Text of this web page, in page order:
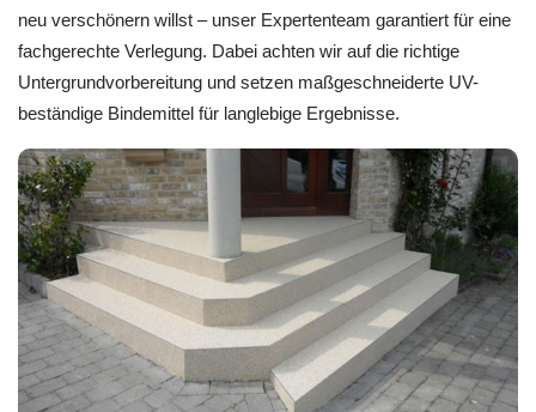
neu verschönern willst – unser Expertenteam garantiert für eine
fachgerechte Verlegung. Dabei achten wir auf die richtige
Untergrundvorbereitung und setzen maßgeschneiderte UV-
beständige Bindemittel für langlebige Ergebnisse.